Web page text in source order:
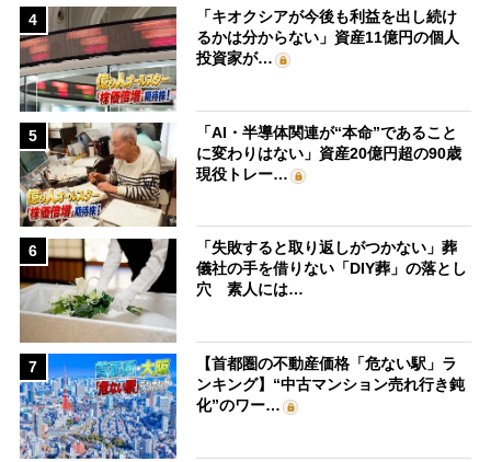
4
「キオクシアが今後も利益を出し続け
るかは分からない」資産11億円の個人
投資家が…
5
「AI・半導体関連が“本命”であること
に変わりはない」資産20億円超の90歳
現役トレー…
6
「失敗すると取り返しがつかない」葬
儀社の手を借りない「DIY葬」の落とし
穴 素人には…
7
【首都圏の不動産価格「危ない駅」ラ
ンキング】“中古マンション売れ行き鈍
化”のワー…